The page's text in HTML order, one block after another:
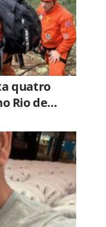
quatro
Rio de